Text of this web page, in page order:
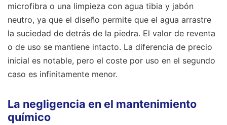
microfibra o una limpieza con agua tibia y jabón
neutro, ya que el diseño permite que el agua arrastre
la suciedad de detrás de la piedra. El valor de reventa
o de uso se mantiene intacto. La diferencia de precio
inicial es notable, pero el coste por uso en el segundo
caso es infinitamente menor.
La negligencia en el mantenimiento
químico